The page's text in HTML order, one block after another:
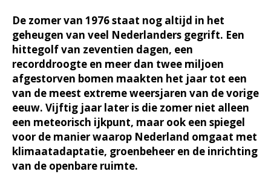
De zomer van 1976 staat nog altijd in het
geheugen van veel Nederlanders gegrift. Een
hittegolf van zeventien dagen, een
recorddroogte en meer dan twee miljoen
afgestorven bomen maakten het jaar tot een
van de meest extreme weersjaren van de vorige
eeuw. Vijftig jaar later is die zomer niet alleen
een meteorisch ijkpunt, maar ook een spiegel
voor de manier waarop Nederland omgaat met
klimaatadaptatie, groenbeheer en de inrichting
van de openbare ruimte.